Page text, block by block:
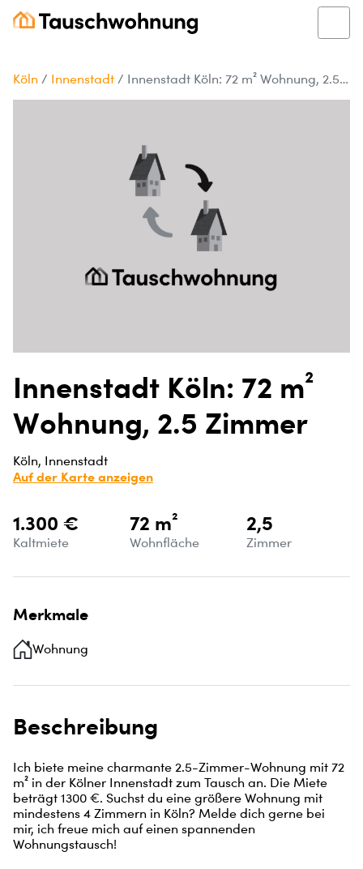
Köln / Innenstadt / Innenstadt Köln: 72 m² Wohnung, 2.5 Zimmer
Innenstadt Köln: 72 m²
Wohnung, 2.5 Zimmer
Köln, Innenstadt
Auf der Karte anzeigen
1.300 €
Kaltmiete
72 m²
Wohnfläche
2,5
Zimmer
Merkmale
Wohnung
Beschreibung
Ich biete meine charmante 2.5-Zimmer-Wohnung mit 72
m² in der Kölner Innenstadt zum Tausch an. Die Miete
beträgt 1300 €. Suchst du eine größere Wohnung mit
mindestens 4 Zimmern in Köln? Melde dich gerne bei
mir, ich freue mich auf einen spannenden
Wohnungstausch!